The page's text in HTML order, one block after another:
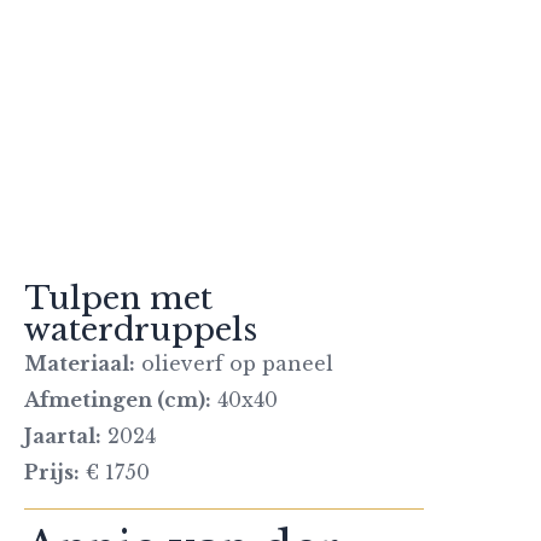
Tulpen met
waterdruppels
Materiaal: olieverf op paneel
Afmetingen (cm): 40x40
Jaartal: 2024
Prijs: € 1750